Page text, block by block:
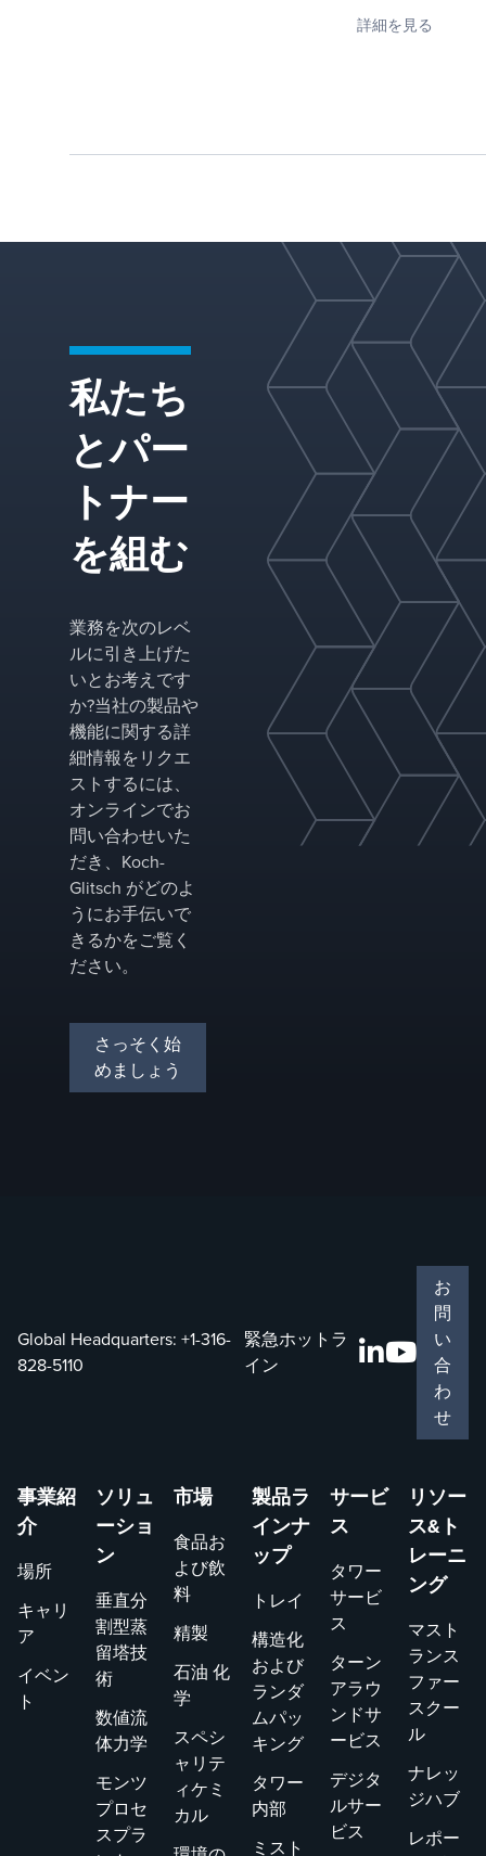
す。少量の液体
成できます。
ブラケット
ネルのレベ
た液体コレ
ターまたは
分配器とし
設計
2.5:1 シン
テージ設計
[5.6 /フィ
から> 18.6 /
ィート
] (
量によって
なります)
ドリップチ
ーブの高い
リフィスに
り、耐汚れ
を実現
毛細管現象
よるスパイ
ーのドレン
ールは不要
耐腐食性材
クターに供
ビューター
イプS 最大
の高粘度の
体の分配
詳細を見る
私たち
とパー
トナー
を組む
業務を次のレベ
ルに引き上げた
いとお考えです
か?当社の製品や
機能に関する詳
細情報をリクエ
ストするには、
オンラインでお
問い合わせいた
だき、Koch-
Glitsch がどのよ
うにお手伝いで
きるかをご覧く
ださい。
さっそく始
めましょう
Global Headquarters: +1-316-
828-5110
緊急ホットラ
イン
お
問
い
合
わ
せ
事業紹
介
場所
キャリ
ア
イベン
ト
ソリュ
ーショ
ン
垂直分
割型蒸
留塔技
術
数値流
体力学
モンツ
プロセ
スプラ
市場
食品お
よび飲
料
精製
石油 化
学
スペシ
ャリテ
ィケミ
カル
製品ラ
インナ
ップ
トレイ
構造化
および
ランダ
ムパッ
キング
タワー
内部
ミスト
サービ
ス
タワー
サービ
ス
ターン
アラウ
ンドサ
ービス
デジタ
ルサー
ビス
リソー
ス&ト
レーニ
ング
マスト
ランス
ファー
スクー
ル
ナレッ
ジハブ
レポー